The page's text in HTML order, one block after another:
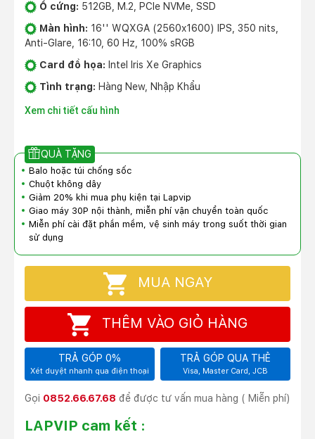
Ổ cứng: 512GB, M.2, PCIe NVMe, SSD
Màn hình: 16'' WQXGA (2560x1600) IPS, 350 nits,
Anti-Glare, 16:10, 60 Hz, 100% sRGB
Card đồ họa: Intel Iris Xe Graphics
Tình trạng: Hàng New, Nhập Khẩu
Xem chi tiết cấu hình
QUÀ TẶNG
Balo hoặc túi chống sốc
Chuột không dây
Giảm 20% khi mua phụ kiện tại Lapvip
Giao máy 30P nội thành, miễn phí vận chuyển toàn quốc
Miễn phí cài đặt phần mềm, vệ sinh máy trong suốt thời gian
sử dụng
MUA NGAY
THÊM VÀO GIỎ HÀNG
TRẢ GÓP 0%
Xét duyệt nhanh qua điện thoại
TRẢ GÓP QUA THẺ
Visa, Master Card, JCB
Gọi 0852.66.67.68 để được tư vấn mua hàng ( Miễn phí)
LAPVIP cam kết :